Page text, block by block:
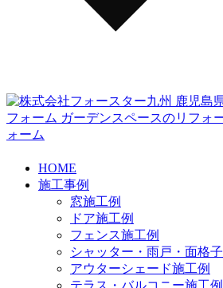
HOME
施工事例
窓施工例
ドア施工例
フェンス施工例
シャッター・雨戸・面格子
アウターシェード施工例
テラス・バルコニー施工例